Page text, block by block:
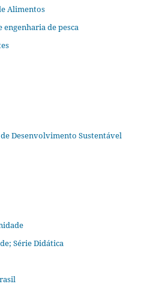
Alimentos
engenharia de pesca
Desenvolvimento Sustentável
Série Didática